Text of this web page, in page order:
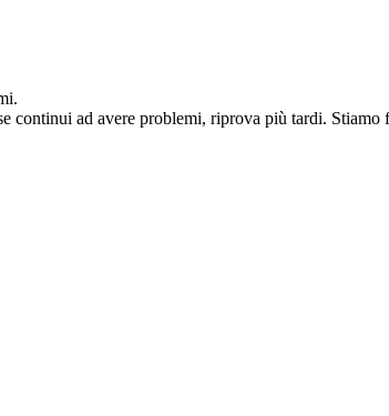
continui ad avere problemi, riprova più tardi.